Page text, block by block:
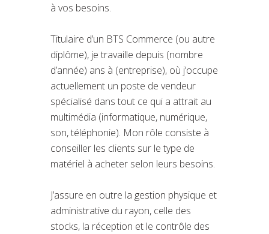
à vos besoins.
Titulaire d’un BTS Commerce (ou autre
diplôme), je travaille depuis (nombre
d’année) ans à (entreprise), où j’occupe
actuellement un poste de vendeur
spécialisé dans tout ce qui a attrait au
multimédia (informatique, numérique,
son, téléphonie). Mon rôle consiste à
conseiller les clients sur le type de
matériel à acheter selon leurs besoins.
J’assure en outre la gestion physique et
administrative du rayon, celle des
stocks, la réception et le contrôle des